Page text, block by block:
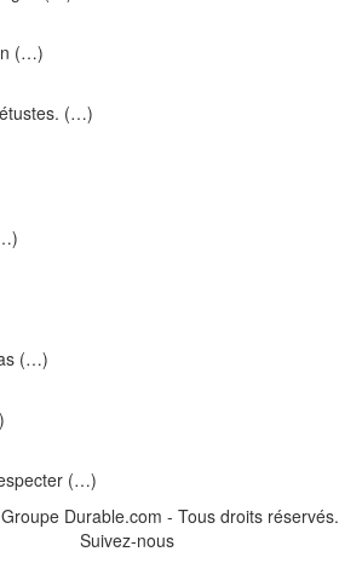
(…)
(…)
(…)
(…)
Durable.com - Tous droits réservés.
Suivez-nous